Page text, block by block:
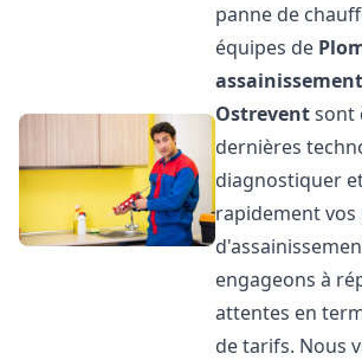
panne de
équipes de
assainissement
Ostreventsont
dernières
diagnostiquer
rapidement
engageons à
attentes en
de tarifs. Nous